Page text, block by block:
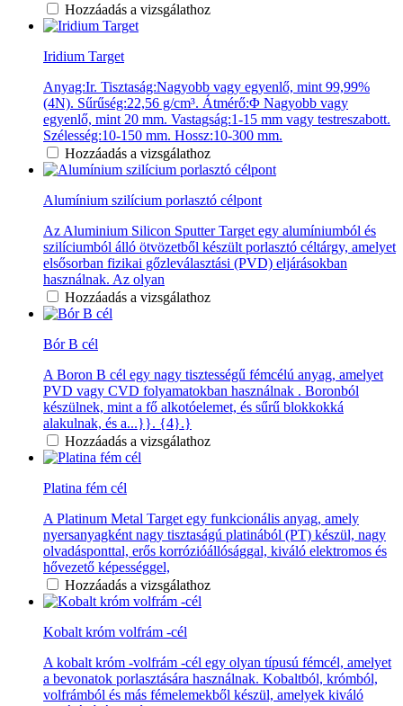
Hozzáadás a vizsgálathoz
Iridium Target
Anyag:Ir. Tisztaság:Nagyobb vagy egyenlő, mint 99,99%
(4N). Sűrűség:22,56 g/cm³. Átmérő:Φ Nagyobb vagy
egyenlő, mint 20 mm. Vastagság:1-15 mm vagy testreszabott.
Szélesség:10-150 mm. Hossz:10-300 mm.
Hozzáadás a vizsgálathoz
Alumínium szilícium porlasztó célpont
Az Aluminium Silicon Sputter Target egy alumíniumból és
szilíciumból álló ötvözetből készült porlasztó céltárgy, amelyet
elsősorban fizikai gőzleválasztási (PVD) eljárásokban
használnak. Az olyan
Hozzáadás a vizsgálathoz
Bór B cél
A Boron B cél egy nagy tisztességű fémcélú anyag, amelyet
PVD vagy CVD folyamatokban használnak . Boronból
készülnek, mint a fő alkotóelemet, és sűrű blokkokká
alakulnak, és a...}}. {4}.}
Hozzáadás a vizsgálathoz
Platina fém cél
A Platinum Metal Target egy funkcionális anyag, amely
nyersanyagként nagy tisztaságú platinából (PT) készül, nagy
olvadásponttal, erős korrózióállósággal, kiváló elektromos és
hővezető képességgel,
Hozzáadás a vizsgálathoz
Kobalt króm volfrám -cél
A kobalt króm -volfrám -cél egy olyan típusú fémcél, amelyet
a bevonatok porlasztására használnak. Kobaltból, krómból,
volfrámból és más fémelemekből készül, amelyek kiváló